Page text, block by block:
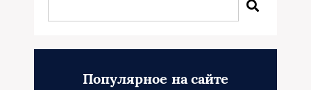
Популярное на сайте